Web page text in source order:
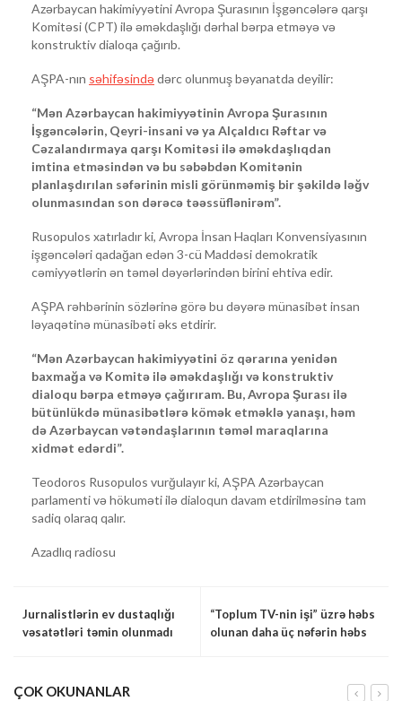
Azərbaycan hakimiyyətini Avropa Şurasının İşgəncələrə qarşı
Komitəsi (CPT) ilə əməkdaşlığı dərhal bərpa etməyə və
konstruktiv dialoqa çağırıb.
AŞPA-nın səhifəsindədərc olunmuş bəyanatda deyilir:
“Mən Azərbaycan hakimiyyətinin Avropa Şurasının
İşgəncələrin, Qeyri-insani və ya Alçaldıcı Rəftar və
Cəzalandırmaya qarşı Komitəsi ilə əməkdaşlıqdan
imtina etməsindən və bu səbəbdən Komitənin
planlaşdırılan səfərinin misli görünməmiş bir şəkildə ləğv
olunmasından son dərəcə təəssüflənirəm”.
Rusopulos xatırladır ki, Avropa İnsan Haqları Konvensiyasının
işgəncələri qadağan edən 3-cü Maddəsi demokratik
cəmiyyətlərin ən təməl dəyərlərindən birini ehtiva edir.
AŞPA rəhbərinin sözlərinə görə bu dəyərə münasibət insan
ləyaqətinə münasibəti əks etdirir.
“Mən Azərbaycan hakimiyyətini öz qərarına yenidən
baxmağa və Komitə ilə əməkdaşlığı və konstruktiv
dialoqu bərpa etməyə çağırıram. Bu, Avropa Şurası ilə
bütünlükdə münasibətlərə kömək etməklə yanaşı, həm
də Azərbaycan vətəndaşlarının təməl maraqlarına
xidmət edərdi”.
Teodoros Rusopulos vurğulayır ki, AŞPA Azərbaycan
parlamenti və hökuməti ilə dialoqun davam etdirilməsinə tam
sadiq olaraq qalır.
Azadlıq radiosu
Jurnalistlərin ev dustaqlığı
vəsatətləri təmin olunmadı
“Toplum TV-nin işi” üzrə həbs
olunan daha üç nəfərin həbs
ÇOK OKUNANLAR